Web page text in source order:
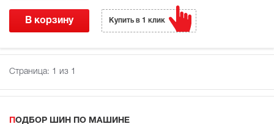
В корзину Купить в 1 клик
Страница: 1 из 1
ПОДБОР ШИН ПО МАШИНЕ